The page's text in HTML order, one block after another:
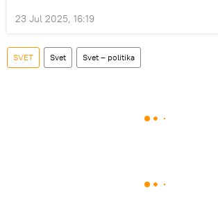
23 Jul 2025, 16:19
SVET Svet Svet – politika